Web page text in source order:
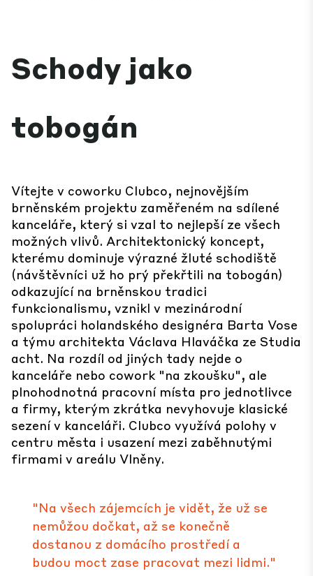
Schody jako
tobogán
Vítejte v coworku Clubco, nejnovějším
brněnském projektu zaměřeném na sdílené
kanceláře, který si vzal to nejlepší ze všech
možných vlivů. Architektonický koncept,
kterému dominuje výrazné žluté schodiště
(návštěvníci už ho prý překřtili na tobogán)
odkazující na brněnskou tradici
funkcionalismu, vznikl v mezinárodní
spolupráci holandského designéra Barta Vose
a týmu architekta Václava Hlaváčka ze Studia
acht. Na rozdíl od jiných tady nejde o
kanceláře nebo cowork "na zkoušku", ale
plnohodnotná pracovní místa pro jednotlivce
a firmy, kterým zkrátka nevyhovuje klasické
sezení v kanceláři. Clubco využívá polohy v
centru města i usazení mezi zaběhnutými
firmami v areálu Vlněny.
"Na všech zájemcích je vidět, že už se
nemůžou dočkat, až se konečně
dostanou z domácího prostředí a
budou moct zase pracovat mezi lidmi."